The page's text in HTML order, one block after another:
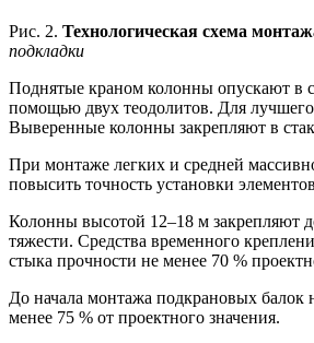
Рис. 2. Технологическая схема
подкладки
Поднятые краном колонны опускают в
помощью двух теодолитов. Для
Выверенные колонны закрепляют в
При монтаже легких и средней
повысить точность установки
Колонны высотой 12–18 м закрепляют
тяжести. Средства временного
стыка прочности не менее 70 %
До начала монтажа подкрановых балок
менее 75 % от проектного значения.